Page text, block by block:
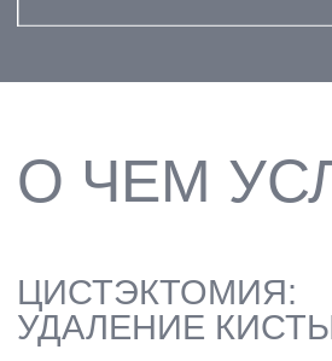
ХИРУРГИЧЕСКОЕ УДАЛЕНИЕ КИСТЫ